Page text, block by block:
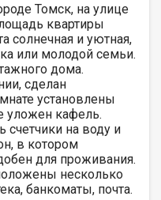
Томск, на улице
квартиры
солнечная и уютная,
или молодой семьи.
дома.
сделан
установлены
уложен кафель.
счетчики на воду и
в котором
для проживания.
несколько
банкоматы, почта.